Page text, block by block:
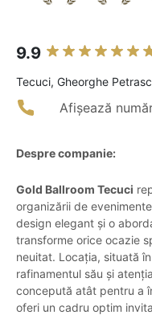
9.9
Tecuci, Gheorghe
Afișează
Despre companie:
Gold Ballroom Tecuci
organizării de
design elegant și o
transforme orice ocazie
neuitat. Locația, situată
rafinamentul său și
concepută atât pentru a
oferi un cadru optim